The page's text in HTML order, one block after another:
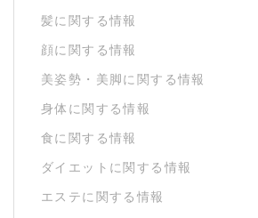
髪に関する情報
顔に関する情報
美姿勢・美脚に関する情報
身体に関する情報
食に関する情報
ダイエットに関する情報
エステに関する情報